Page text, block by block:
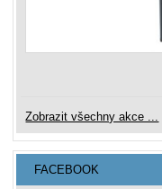
Zobrazit všechny akce ...
FACEBOOK